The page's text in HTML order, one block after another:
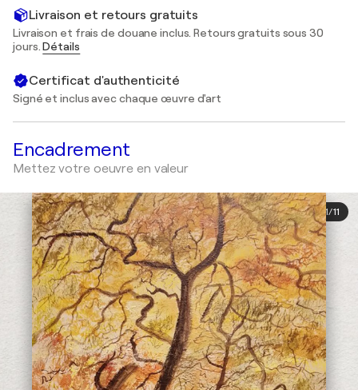
Livraison et retours gratuits
Livraison et frais de douane inclus. Retours gratuits sous 30
jours.Détails
Certificat d'authenticité
Signé et inclus avec chaque œuvre d'art
Encadrement
Mettez votre oeuvre en valeur
1/11